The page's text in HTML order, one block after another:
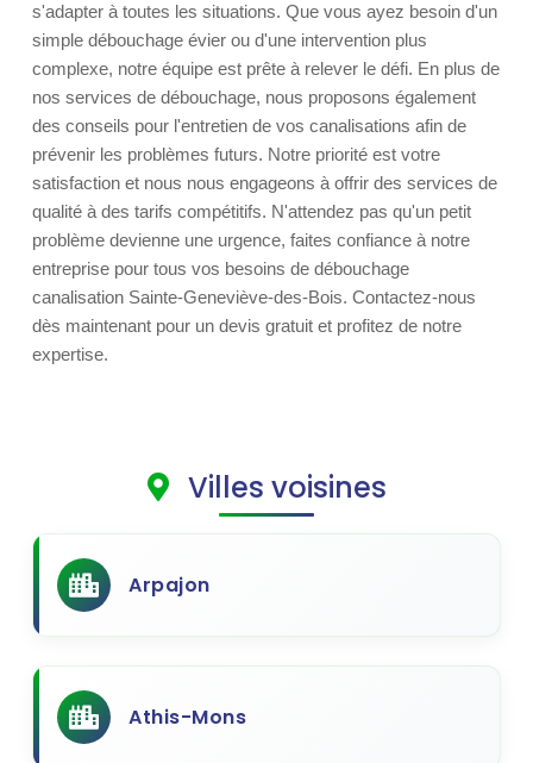
s'adapter à toutes les situations. Que vous ayez besoin d'un
simple débouchage évier ou d'une intervention plus
complexe, notre équipe est prête à relever le défi. En plus de
nos services de débouchage, nous proposons également
des conseils pour l'entretien de vos canalisations afin de
prévenir les problèmes futurs. Notre priorité est votre
satisfaction et nous nous engageons à offrir des services de
qualité à des tarifs compétitifs. N'attendez pas qu'un petit
problème devienne une urgence, faites confiance à notre
entreprise pour tous vos besoins de débouchage
canalisation Sainte-Geneviève-des-Bois. Contactez-nous
dès maintenant pour un devis gratuit et profitez de notre
expertise.
Villes voisines
Arpajon
Athis-Mons